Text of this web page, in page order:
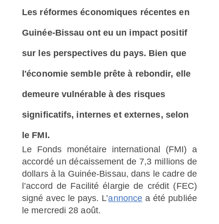
Les réformes économiques récentes en
Guinée-Bissau ont eu un impact positif
sur les perspectives du pays. Bien que
l'économie semble prête à rebondir, elle
demeure vulnérable à des risques
significatifs, internes et externes, selon
le FMI.
Le Fonds monétaire international (FMI) a
accordé un décaissement de 7,3 millions de
dollars à la Guinée-Bissau, dans le cadre de
l’accord de Facilité élargie de crédit (FEC)
signé avec le pays. L’annonce a été publiée
le mercredi 28 août.